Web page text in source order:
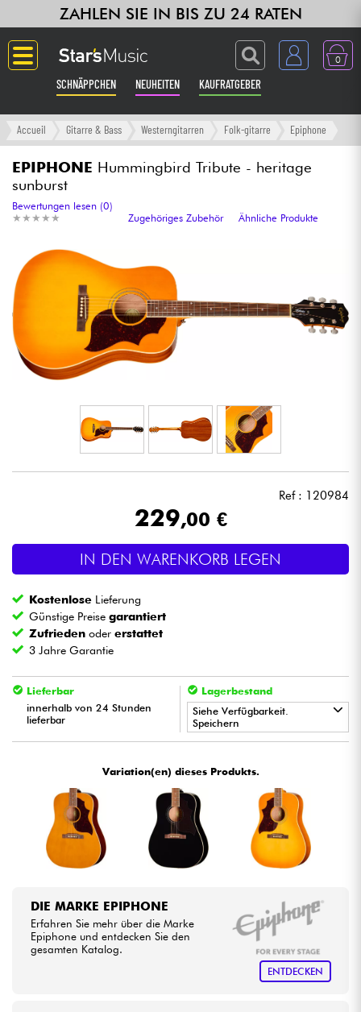
ZAHLEN SIE IN BIS ZU 24 RATEN
0
SCHNÄPPCHEN NEUHEITEN KAUFRATGEBER
Langue
Gitarre & Bass
Verstärker & Effekte
Klaviere & Piano
Synths & samplers
Studio
Kopfhörer
Mikros
Licht
Blasinstrumente
Violinen & Quartett
Kinder
HiFi
Accueil Gitarre & Bass Westerngitarren Folk-gitarre Epiphone
EPIPHONE Hummingbird Tribute - heritage
sunburst
★ ★ ★ ★ ★
★ ★ ★ ★ ★
Bewertungen lesen (0)
Zugehöriges Zubehör
Ähnliche Produkte
Ref : 120984
229,00 €
IN DEN WARENKORB LEGEN
Kostenlose Lieferung
Günstige Preisegarantiert
Zufrieden odererstattet
3 Jahre Garantie
Lieferbar
innerhalb von 24 Stunden
lieferbar
Lagerbestand
Siehe Verfügbarkeit.
Speichern
Variation(en) dieses Produkts.
DIE MARKE EPIPHONE
Erfahren Sie mehr über die Marke
Epiphone und entdecken Sie den
gesamten Katalog.
ENTDECKEN